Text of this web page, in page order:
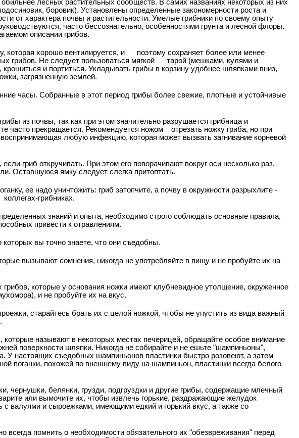
лесных растительных сообществ. В самих названиях некоторых из них
боровик). Установлены определенные закономерности роста и
от характера почвы и растительности. Умелые грибники по своему опыту
часто бессознательно, особенностями грунта и лесной флоры.
описании грибов.
которая хорошо вентилируется, и
поэтому сохраняет более или менее
грибов. Не следует пользоваться мягкой
тарой (мешками, кулями и
и портиться. Укладывать грибы в корзину удобнее шляпками вниз,
загрязненную землей.
часы. Собранные в этот период грибы более свежие, плотные и устойчивые
из почвы, так как при этом значительно разрушается грибница и
часто прекращается. Рекомендуется ножом
отрезать ножку гриба, но при
воспринимающая любую инфекцию, которая может вызвать загнивание корневой
гриб откручивать. При этом его поворачивают вокруг оси несколько раз,
Оставшуюся ямку следует слегка притоптать.
ее надо уничтожить: гриб затопчите, а почву в окружности разрыхлите -
коллегах-грибниках.
знаний и опыта, необходимо строго соблюдать основные правила,
привести к отравлениям.
вы точно знаете, что они съедобны.
вызывают сомнения, никогда не употребляйте в пищу и не пробуйте их на
грибов, которые у основания ножки имеют клубневидное утолщение, окруженное
и не пробуйте их на вкус.
старайтесь брать их с целой ножкой, чтобы не упустить из вида важный
называют в некоторых местах печерицей, обращайте особое внимание
поверхности шляпки. Никогда не собирайте и не ешьте "шампиньоны",
У настоящих съедобных шампиньонов пластинки быстро розовеют, а затем
поганки, похожей по внешнему виду на шампиньон, пластинки всегда белого
чернушки, белянки, грузди, подгруздки и другие грибы, содержащие млечный
или вымочите их, чтобы извлечь горькие, раздражающие желудок
с валуями и сыроежками, имеющими едкий и горький вкус, а также со
всегда помнить о необходимости обязательного их "обезвреживания" перед